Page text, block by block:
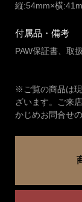
縦:54mm×横
付属品・備考
PAW保証書、取
※ご覧の商品は
ざいます。ご来
かじめお問合せ